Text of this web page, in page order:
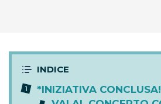
*INIZIATIVA